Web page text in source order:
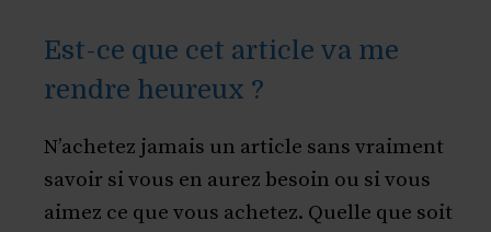
Est-ce que cet article va me
rendre heureux ?
N’achetez jamais un article sans vraiment
savoir si vous en aurez besoin ou si vous
aimez ce que vous achetez. Quelle que soit